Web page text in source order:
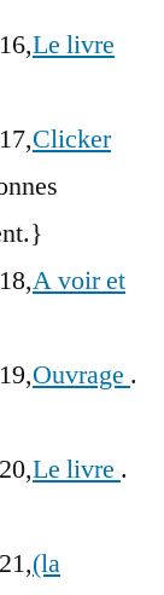
Le livre
Clicker
A voir et
Ouvrage .
Le livre .
(la